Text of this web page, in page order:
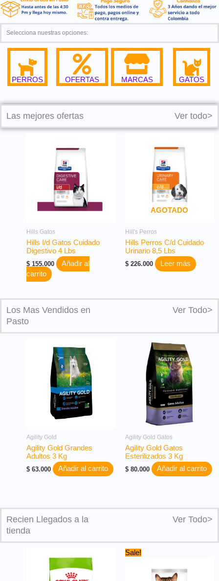
Selecciona nuestras opciones:
PERROS OFERTAS MARCAS GATOS
Las mejores ofertas Ver todo>
Hills Gatos
Hills I/d Gatos Cuidado
Digestivo 4 Lbs
$155.000
Añadir al
carrito
AGOTADO
Hill's Perros
Hills Perros C/d Cuidado
Urinario 8,5 Lbs
$226.000 Leer más
Los Mas Vendidos en
Pasto
Ver Todo>
Agility Gold
Agility Gold Grandes
Adultos 3 Kg
$63.000 Añadir al carrito
Agility Gold Gatos
Agility Gold Gatos
Esterilizados 3 Kg
$80.000 Añadir al carrito
Recien Llegados a la
tienda
Ver Todo>
Sale!
was:
$ 104.000.
is: